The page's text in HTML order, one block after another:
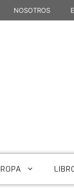
NOSOTROS
ROPA